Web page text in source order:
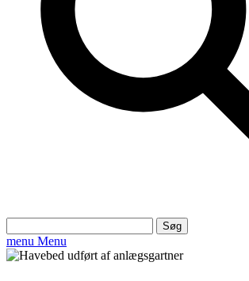
efter:
menu Menu